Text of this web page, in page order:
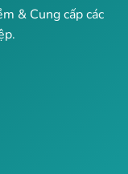
& Cung cấp các